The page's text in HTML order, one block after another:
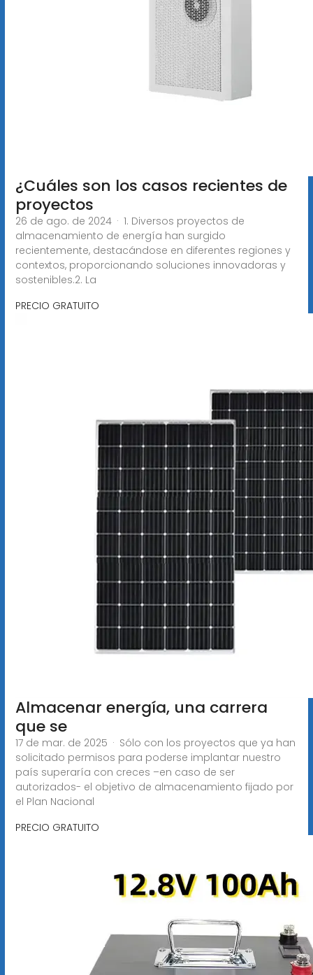
¿Cuáles son los casos recientes de
proyectos
26 de ago. de 2024 · 1. Diversos proyectos de
almacenamiento de energía han surgido
recientemente, destacándose en diferentes regiones y
contextos, proporcionando soluciones innovadoras y
sostenibles.2. La
PRECIO GRATUITO
Almacenar energía, una carrera
que se
17 de mar. de 2025 · Sólo con los proyectos que ya han
solicitado permisos para poderse implantar nuestro
país superaría con creces –en caso de ser
autorizados- el objetivo de almacenamiento fijado por
el Plan Nacional
PRECIO GRATUITO